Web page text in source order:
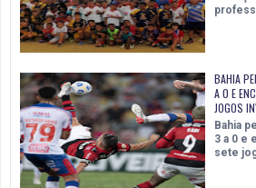
BAHIA
A 0 E
JOGOS
Bahia
3 a 0 e
sete